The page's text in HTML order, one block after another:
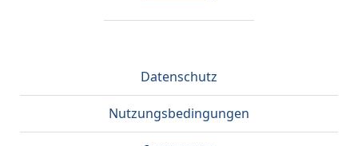
Datenschutz
Nutzungsbedingungen